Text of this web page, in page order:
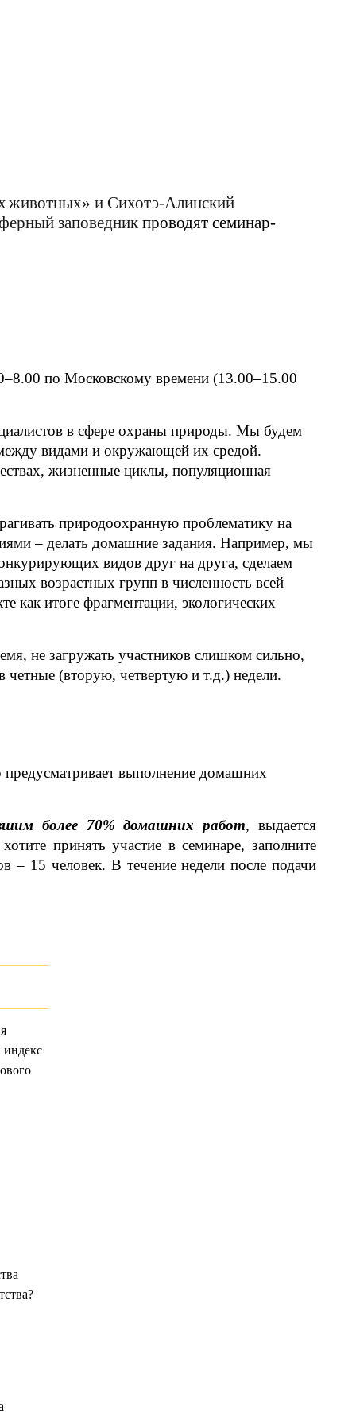
животных» и Сихотэ-Алинский
заповедникпроводят семинар-
по Московскому времени (13.00–15.00
в сфере охраны природы. Мы будем
между видами и окружающей их средой.
жизненные циклы, популяционная
природоохранную проблематику на
– делать домашние задания. Например, мы
видов друг на друга, сделаем
возрастных групп в численность всей
как итоге фрагментации, экологических
не загружать участников слишком сильно,
(вторую, четвертую и т.д.) недели.
выполнение домашних
более 70% домашних работ,выдается
принять участие в семинаре, заполните
– 15 человек. В течение недели после подачи
индекс